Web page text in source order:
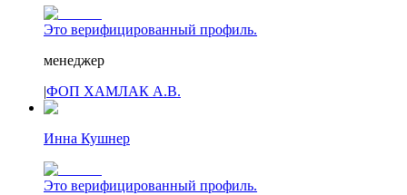
Это верифицированный профиль.
менеджер
|ФОП ХАМЛАК А.В.
Инна Кушнер
Это верифицированный профиль.